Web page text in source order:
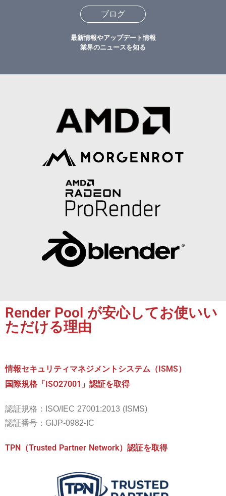
ブログ
最新情報やアップデート情報
業界のニュースを知る
Render Pool が安心してお使いい
ただける理由
情報セキュリティマネジメントシステム（ISMS）
国際規格「ISO27001」認証を取得
認証規格：ISO/IEC 27001:2013 (ISMS)
認証番号：GIJP-0982-IC
TPN（Trusted Partner Network）認証を取得